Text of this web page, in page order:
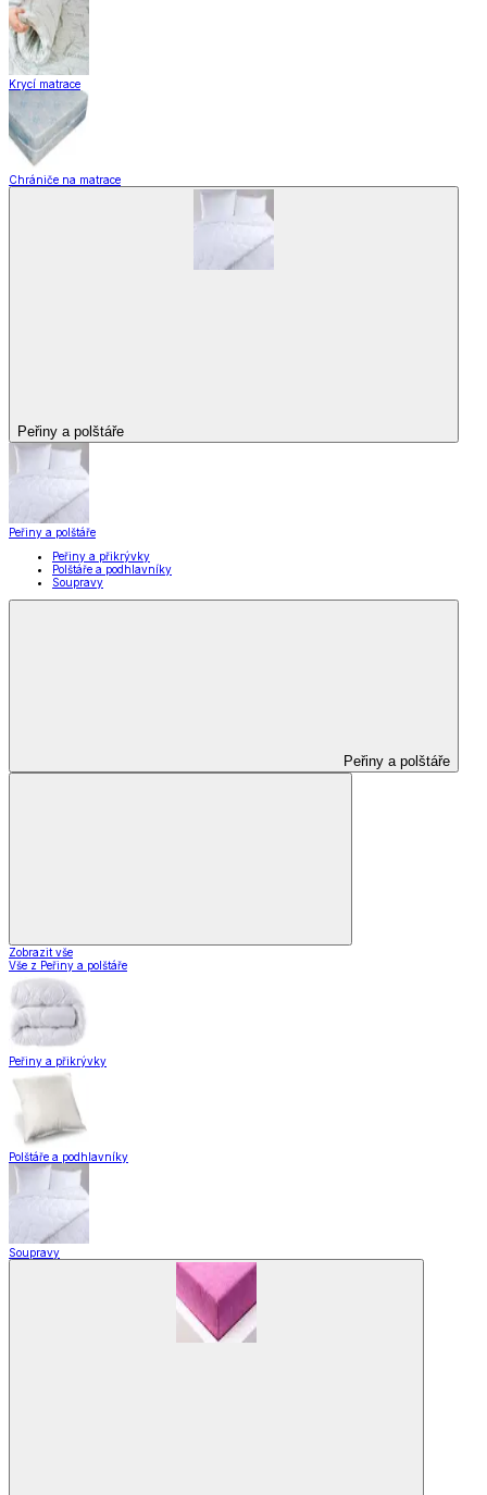
Krycí matrace
Chrániče na matrace
Peřiny a polštáře
Peřiny a polštáře
Peřiny a přikrývky
Polštáře a podhlavníky
Soupravy
Peřiny a polštáře
Zobrazit vše
Vše z Peřiny a polštáře
Peřiny a přikrývky
Polštáře a podhlavníky
Soupravy